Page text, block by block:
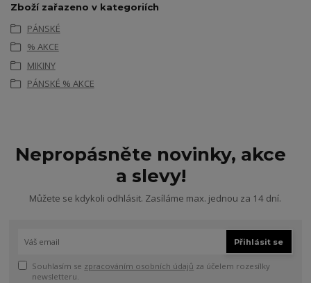
Zboží zařazeno v kategoriích
PÁNSKÉ
% AKCE
MIKINY
PÁNSKÉ % AKCE
Nepropásněte novinky, akce
a slevy!
Můžete se kdykoli odhlásit. Zasíláme max. jednou za 14 dní.
Přihlásit se
Souhlasím se zpracováním osobních údajů za účelem rozesílky
newsletteru.